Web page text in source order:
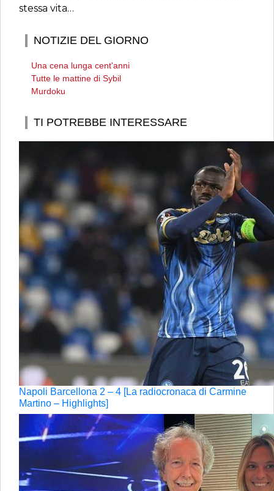
stessa vita…
NOTIZIE DEL GIORNO
Una cena lunga cent'anni
Tutte le mattine di Sybil
Murdoku
TI POTREBBE INTERESSARE
Napoli Barcellona 2 – 4 [La radiocronaca di Carmine
Martino – Highlights]